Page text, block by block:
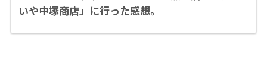
いや中塚商店」に行った感想。